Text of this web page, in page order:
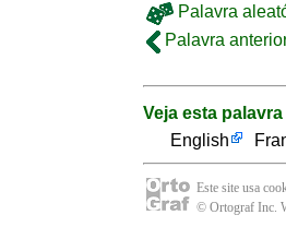
Palavra
Palavra
Veja esta
English
Este site usa
© Ortograf Inc.